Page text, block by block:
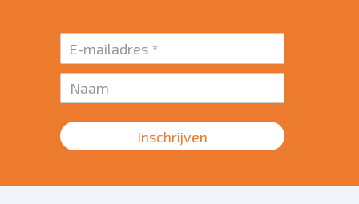
Inschrijven